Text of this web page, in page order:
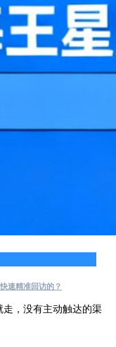
速精准回访的？
，没有主动触达的渠